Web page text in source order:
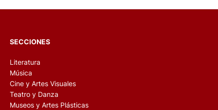
SECCIONES
Literatura
Música
Cine y Artes Visuales
Teatro y Danza
Museos y Artes Plásticas